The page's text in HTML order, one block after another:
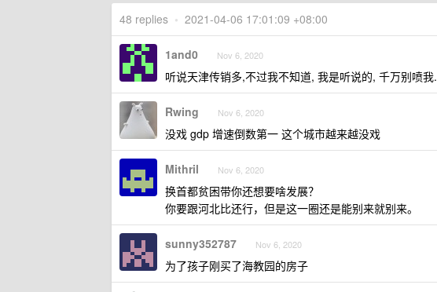
48 replies • 2021-04-06 17:01:09 +08:00
1and0 Nov 6, 2020
听说天津传销多,不过我不知道, 我是听说的, 千万别喷我.
Rwing Nov 6, 2020
没戏 gdp 增速倒数第一 这个城市越来越没戏
Mithril Nov 6, 2020
换首都贫困带你还想要啥发展？
你要跟河北比还行，但是这一圈还是能别来就别来。
sunny352787 Nov 6, 2020
为了孩子刚买了海教园的房子